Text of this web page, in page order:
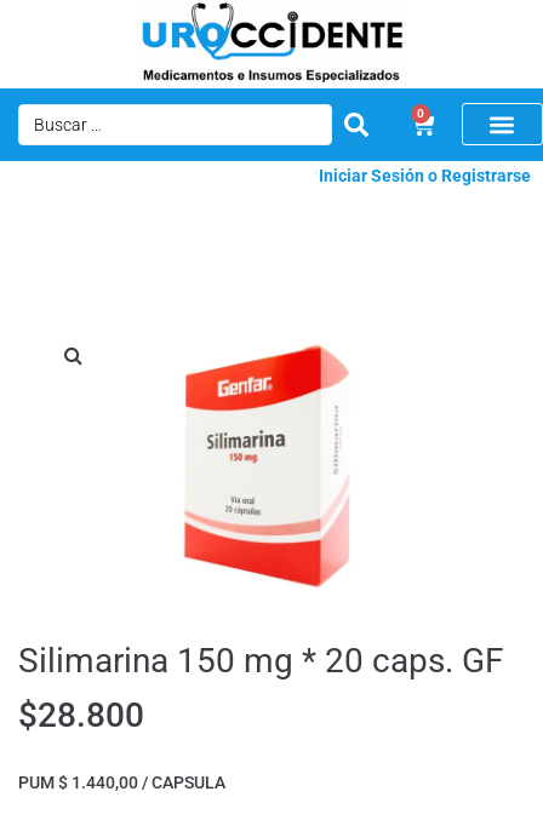
0
Iniciar Sesión o Registrarse
Silimarina 150 mg * 20 caps. GF
$28.800
PUM $ 1.440,00 / CAPSULA